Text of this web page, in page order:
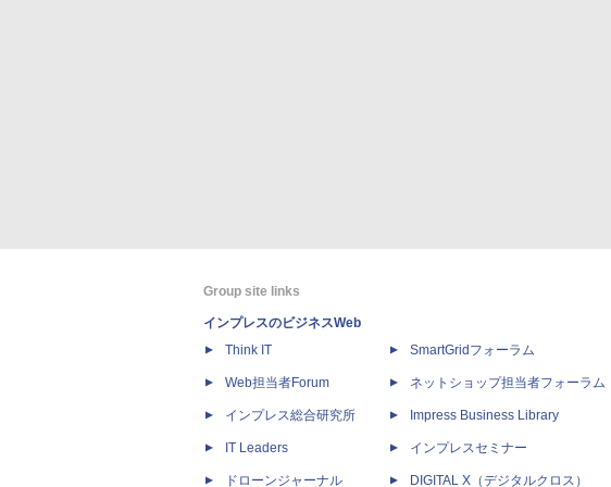
Group site links
インプレスのビジネスWeb
Think IT
Web担当者Forum
インプレス総合研究所
IT Leaders
ドローンジャーナル
SmartGridフォーラム
ネットショップ担当者フォーラム
Impress Business Library
インプレスセミナー
DIGITAL X（デジタルクロス）